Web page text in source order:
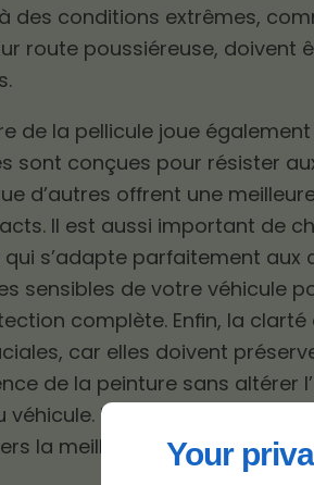
Your
des conditions extrêmes,
route poussiéreuse, doivent
de la pellicule joue également
sont conçues pour résister
d’autres offrent une
Il est aussi important de
qui s’adapte parfaitement aux
sensibles de votre véhicule
complète. Enfin, la clarté
car elles doivent
de la peinture sans altérer
véhicule. Un professionnel peut
la meilleure option à Lévis.